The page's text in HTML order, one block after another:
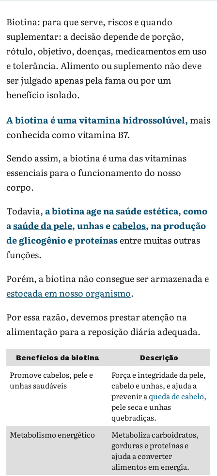
Biotina: para que serve, riscos e quando
suplementar: a decisão depende de porção,
rótulo, objetivo, doenças, medicamentos em uso
e tolerância. Alimento ou suplemento não deve
ser julgado apenas pela fama ou por um
benefício isolado.
A biotina é uma vitamina hidrossolúvel, mais
conhecida como vitamina B7.
Sendo assim, a biotina é uma das vitaminas
essenciais para o funcionamento do nosso
corpo.
Todavia, a biotina age na saúde estética, como
asaúde da pele, unhas ecabelos, na produção
de glicogênio e proteínasentre muitas outras
funções.
Porém, a biotina não consegue ser armazenada e
estocada em nosso organismo.
Por essa razão, devemos prestar atenção na
alimentação para a reposição diária adequada.
Benefícios da biotina Descrição
Promove cabelos, pele e
unhas saudáveis
Força e integridade da pele,
cabelo e unhas, e ajuda a
prevenir aqueda de cabelo,
pele seca e unhas
quebradiças.
Metabolismo energético
Metaboliza carboidratos,
gorduras e proteínas e
ajuda a converter
alimentos em energia.